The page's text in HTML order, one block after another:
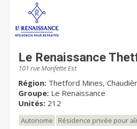
Le Renaissance
101 rue Monfette Est
Région: Thetford Mines,
Groupe: Le Renaissance
Unités: 212
Autonome Résidence privée pour